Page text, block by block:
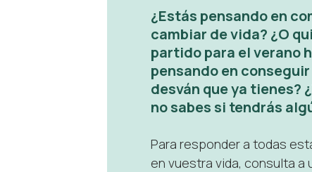
¿Estás pensando en
cambiar de vida? ¿O
partido para el verano
pensando en
desván que ya tienes?
no sabes si tendrás
Para responder a todas
en vuestra vida, consulta